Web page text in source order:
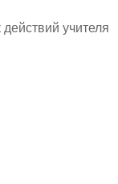
учителя